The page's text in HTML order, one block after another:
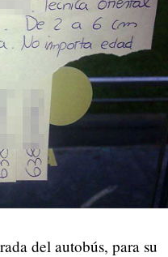
del autobús, para su